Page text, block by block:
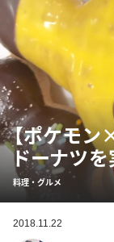
【ポケモ
ドーナツを
料理・グルメ
2018.11.22